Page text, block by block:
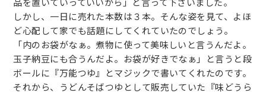
品を置いていっていいから」と言って下さいました。
しかし、一日に売れた本数は３本。そんな姿を見て、よほ
ど心配して家でも話題にしてくれていたのでしょう。
「内のお袋がなぁ。煮物に使って美味しいと言うんだよ。
玉子納豆にも合うんだよ。お袋が好きでなぁ」と言うと段
ボールに『万能つゆ』とマジックで書いてくれたのです。
それから、うどんそばつゆとして販売していた『味どうら